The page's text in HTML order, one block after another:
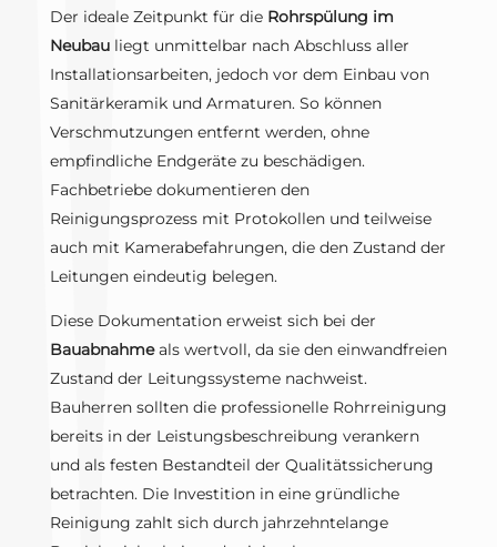
Der ideale Zeitpunkt für die Rohrspülung im
Neubauliegt unmittelbar nach Abschluss aller
Installationsarbeiten, jedoch vor dem Einbau von
Sanitärkeramik und Armaturen. So können
Verschmutzungen entfernt werden, ohne
empfindliche Endgeräte zu beschädigen.
Fachbetriebe dokumentieren den
Reinigungsprozess mit Protokollen und teilweise
auch mit Kamerabefahrungen, die den Zustand der
Leitungen eindeutig belegen.
Diese Dokumentation erweist sich bei der
Bauabnahmeals wertvoll, da sie den einwandfreien
Zustand der Leitungssysteme nachweist.
Bauherren sollten die professionelle Rohrreinigung
bereits in der Leistungsbeschreibung verankern
und als festen Bestandteil der Qualitätssicherung
betrachten. Die Investition in eine gründliche
Reinigung zahlt sich durch jahrzehntelange